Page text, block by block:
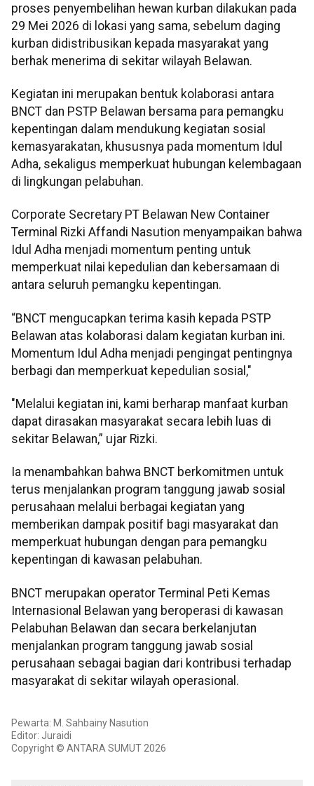
proses penyembelihan hewan kurban dilakukan pada
29 Mei 2026 di lokasi yang sama, sebelum daging
kurban didistribusikan kepada masyarakat yang
berhak menerima di sekitar wilayah Belawan.
Kegiatan ini merupakan bentuk kolaborasi antara
BNCT dan PSTP Belawan bersama para pemangku
kepentingan dalam mendukung kegiatan sosial
kemasyarakatan, khususnya pada momentum Idul
Adha, sekaligus memperkuat hubungan kelembagaan
di lingkungan pelabuhan.
Corporate Secretary PT Belawan New Container
Terminal Rizki Affandi Nasution menyampaikan bahwa
Idul Adha menjadi momentum penting untuk
memperkuat nilai kepedulian dan kebersamaan di
antara seluruh pemangku kepentingan.
“BNCT mengucapkan terima kasih kepada PSTP
Belawan atas kolaborasi dalam kegiatan kurban ini.
Momentum Idul Adha menjadi pengingat pentingnya
berbagi dan memperkuat kepedulian sosial,"
"Melalui kegiatan ini, kami berharap manfaat kurban
dapat dirasakan masyarakat secara lebih luas di
sekitar Belawan,” ujar Rizki.
Ia menambahkan bahwa BNCT berkomitmen untuk
terus menjalankan program tanggung jawab sosial
perusahaan melalui berbagai kegiatan yang
memberikan dampak positif bagi masyarakat dan
memperkuat hubungan dengan para pemangku
kepentingan di kawasan pelabuhan.
BNCT merupakan operator Terminal Peti Kemas
Internasional Belawan yang beroperasi di kawasan
Pelabuhan Belawan dan secara berkelanjutan
menjalankan program tanggung jawab sosial
perusahaan sebagai bagian dari kontribusi terhadap
masyarakat di sekitar wilayah operasional.
Pewarta: M. Sahbainy Nasution
Editor: Juraidi
Copyright © ANTARA SUMUT 2026